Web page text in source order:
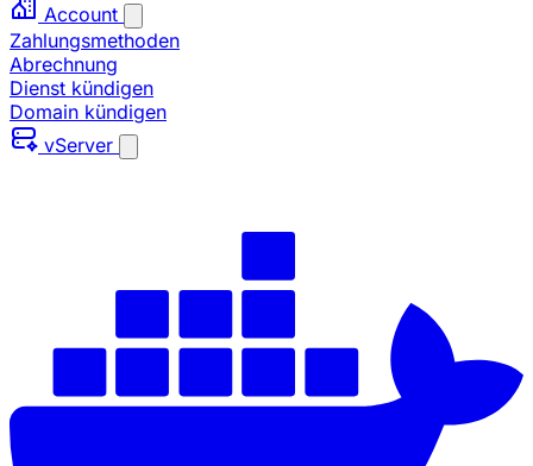
Account
Zahlungsmethoden
Abrechnung
Dienst kündigen
Domain kündigen
vServer